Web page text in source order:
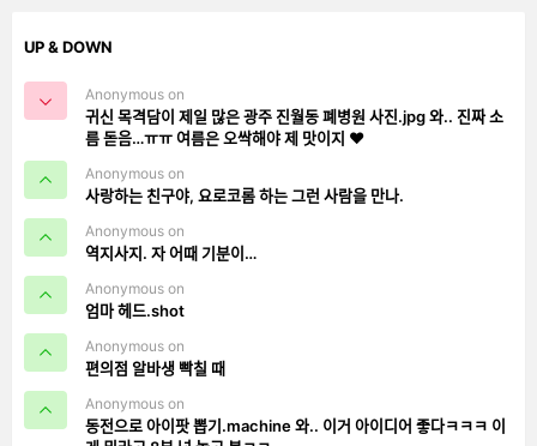
UP & DOWN
Anonymous on
귀신 목격담이 제일 많은 광주 진월동 폐병원 사진.jpg 와.. 진짜 소
름 돋음…ㅠㅠ 여름은 오싹해야 제 맛이지 ❤️
Anonymous on
사랑하는 친구야, 요로코롬 하는 그런 사람을 만나.
Anonymous on
역지사지. 자 어때 기분이…
Anonymous on
엄마 헤드.shot
Anonymous on
편의점 알바생 빡칠 때
Anonymous on
동전으로 아이팟 뽑기.machine 와.. 이거 아이디어 좋다ㅋㅋㅋ 이